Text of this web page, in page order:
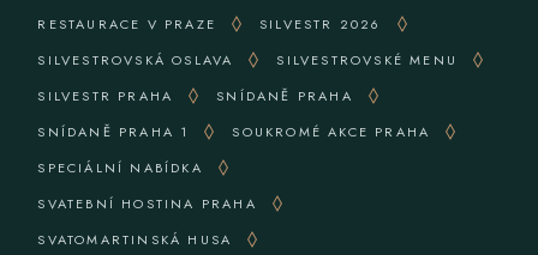
RESTAURACE V PRAZE
SILVESTR 2026
SILVESTROVSKÁ OSLAVA
SILVESTROVSKÉ MENU
SILVESTR PRAHA
SNÍDANĚ PRAHA
SNÍDANĚ PRAHA 1
SOUKROMÉ AKCE PRAHA
SPECIÁLNÍ NABÍDKA
SVATEBNÍ HOSTINA PRAHA
SVATOMARTINSKÁ HUSA